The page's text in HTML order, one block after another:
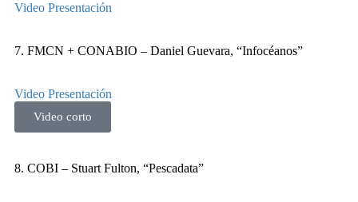
Video Presentación
7. FMCN + CONABIO – Daniel Guevara, “Infocéanos”
Video Presentación
Video corto
8. COBI – Stuart Fulton, “Pescadata”